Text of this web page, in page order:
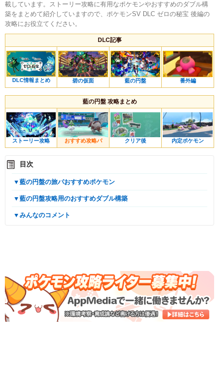
載しています。ストーリー攻略に有用なポケモンやおすすめのダブル構
築をまとめて紹介していますので、ポケモンSV DLC ゼロの秘宝 後編の
攻略にお役立てください。
DLC記事
DLC情報まとめ 碧の仮面 藍の円盤 番外編
藍の円盤 攻略まとめ
ストーリー攻略 おすすめ攻略パ クリア後 内定ポケモン
目次
▼藍の円盤の旅パおすすめポケモン
▼藍の円盤攻略用のおすすめダブル構築
▼みんなのコメント